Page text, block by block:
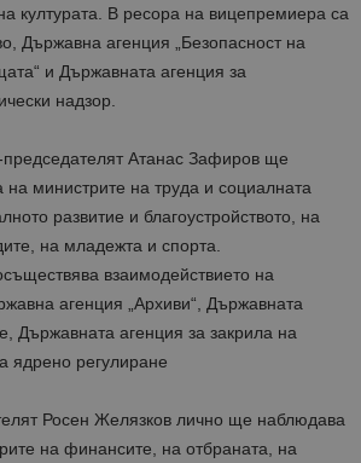
културата. В ресора на вицепремиера са
Държавна агенция „Безопасност на
и Държавната агенция за
надзор.
Атанас Зафиров ще
на министрите на труда и социалната
развитие и благоустройството, на
на младежта и спорта.
взаимодействието на
агенция „Архиви“, Държавната
Държавната агенция за закрила на
ядрено регулиране
Росен Желязков лично ще наблюдава
на финансите, на отбраната, на